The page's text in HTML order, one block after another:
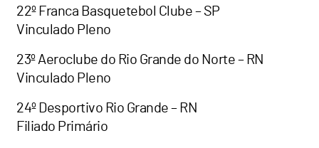
22º Franca Basquetebol Clube – SP
Vinculado Pleno
23º Aeroclube do Rio Grande do Norte – RN
Vinculado Pleno
24º Desportivo Rio Grande – RN
Filiado Primário